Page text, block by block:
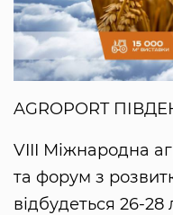
AGROPORT
VIII Міжнародна
та форум з
відбудеться 26-28